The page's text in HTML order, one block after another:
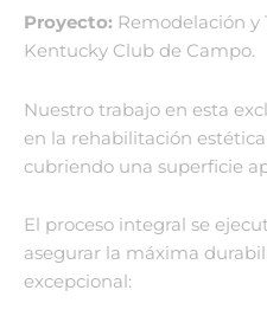
Proyecto: Remodelación y
Kentucky Club de Campo.
Nuestro trabajo en esta
en la rehabilitación
cubriendo una superficie
El proceso integral se
asegurar la máxima
excepcional: